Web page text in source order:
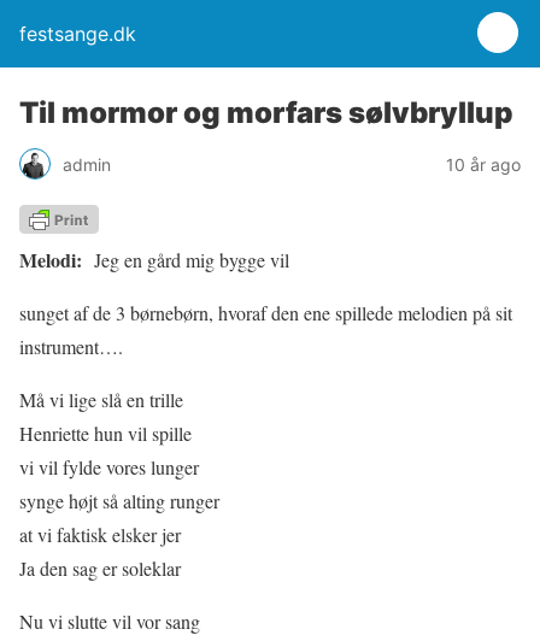
festsange.dk
Til mormor og morfars sølvbryllup
admin 10 år ago
Melodi: Jeg en gård mig bygge vil
sunget af de 3 børnebørn, hvoraf den ene spillede melodien på sit
instrument….
Må vi lige slå en trille
Henriette hun vil spille
vi vil fylde vores lunger
synge højt så alting runger
at vi faktisk elsker jer
Ja den sag er soleklar
Nu vi slutte vil vor sang